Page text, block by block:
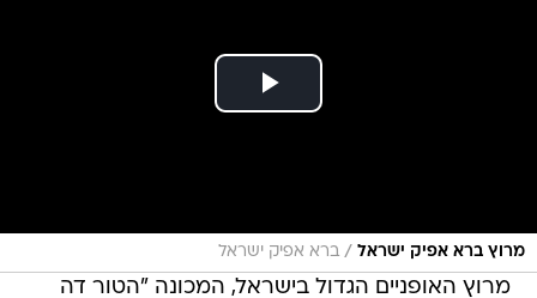
מרוץ ברא אפיק ישראל / ברא אפיק ישראל
מרוץ האופניים הגדול בישראל, המכונה "הטור דה